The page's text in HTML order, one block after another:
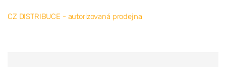
CZ DISTRIBUCE - autorizovaná prodejna